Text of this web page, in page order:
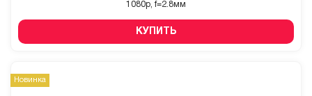
1080p, f=2.8мм
КУПИТЬ
Новинка